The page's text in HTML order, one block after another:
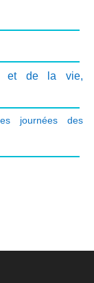
et de la vie,
journées des